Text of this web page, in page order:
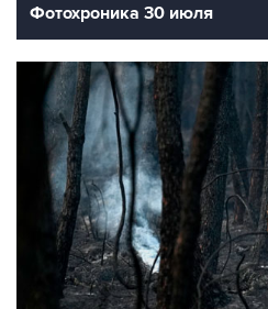
Фотохроника 30 июля